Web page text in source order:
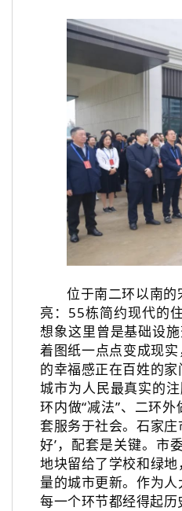
位于南二环以南
亮：55栋简约现代的
想象这里曾是基础设
着图纸一点点变成现实
的幸福感正在百姓的
城市为人民最真实的
环内做“减法”、二环
套服务于社会。石家庄
好’，配套是关键。市
地块留给了学校和绿
量的城市更新。作为
每一个环节都经得起历